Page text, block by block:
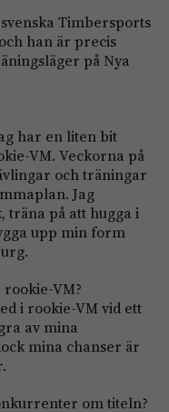
Timbersports
han är precis
på Nya
har en liten bit
VM. Veckorna på
och träningar
Jag
träna på att hugga i
upp min form
VM?
i rookie-VM vid ett
av mina
mina chanser är
om titeln?